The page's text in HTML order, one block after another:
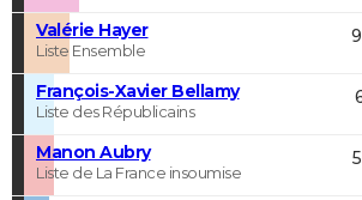
Valérie Hayer
Liste Ensemble
François-Xavier Bellamy
Liste des Républicains
Manon Aubry
Liste de La France insoumise